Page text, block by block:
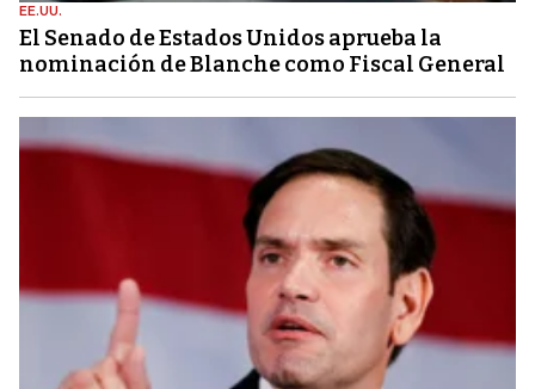
EE.UU.
El Senado de Estados Unidos aprueba la
nominación de Blanche como Fiscal General